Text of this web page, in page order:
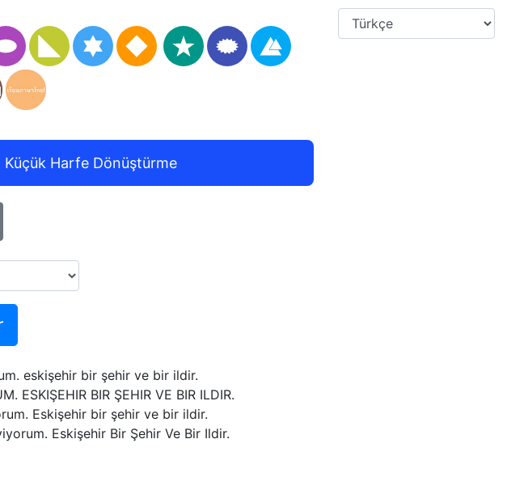
Küçük Harfe Dönüştürme
eskişehir bir şehir ve bir ildir.
ESKIŞEHIR BIR ŞEHIR VE BIR ILDIR.
Eskişehir bir şehir ve bir ildir.
Eskişehir Bir Şehir Ve Bir Ildir.